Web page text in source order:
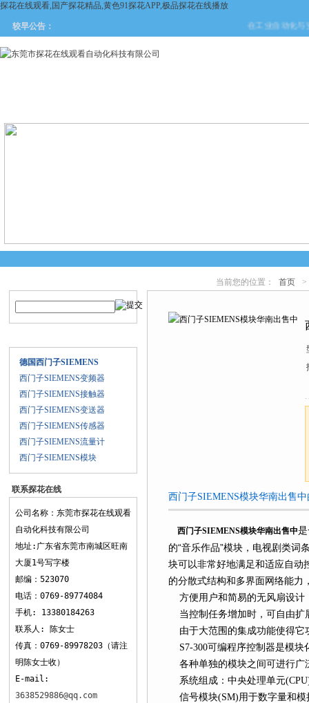
探花在线观看,国产探花精品,黄色91探花APP,极品探花在线播放
较早公告： 在工业自动化与安
德国西门子SIEMENS
西门子SIEMENS变频器
西门子SIEMENS接触器
西门子SIEMENS变送器
西门子SIEMENS传感器
西门子SIEMENS流量计
西门子SIEMENS模块
联系探花在线
观看
公司名称：东莞市探花在线观看
自动化科技有限公司
地址:广东省东莞市南城区旺南
大厦1号写字楼
邮编：523070
电话：0769-89774084
手机: 13380184263
联系人: 陈女士
传真：0769-89978203（请注
明陈女士收）
E-mail:
3638529886@qq.com
当前您的位置： 首页 >
西门子SIEMENS模块华南出售中的
西门子SIEMENS模块华南出售中是
的“音乐作品”模块，电视剧类词
块可以非常好地满足和适应自动控
的分散式结构和多界面网络能力，
方便用户和简易的无风扇设计
当控制任务增加时，可自由扩
由于大范围的集成功能使得它
S7-300可编程序控制器是模块
各种单独的模块之间可进行广
系统组成：中央处理单元
信号模块(SM)用于数字量和模